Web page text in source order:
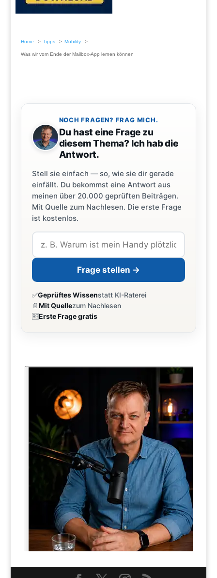
Home Tipps Mobility
Was wir vom Ende der Mailbox-App lernen können
NOCH FRAGEN? FRAG MICH.
Du hast eine Frage zu
diesem Thema? Ich hab die
Antwort.
Stell sie einfach — so, wie sie dir gerade
einfällt. Du bekommst eine Antwort aus
meinen über 20.000 geprüften Beiträgen.
Mit Quelle zum Nachlesen. Die erste Frage
ist kostenlos.
Frage stellen →
✅Geprüftes Wissenstatt KI-Raterei
📄Mit Quellezum Nachlesen
🆓Erste Frage gratis